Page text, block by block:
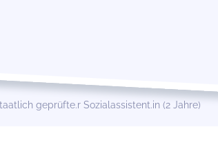
geprüfte.r Sozialassistent.in (2 Jahre)